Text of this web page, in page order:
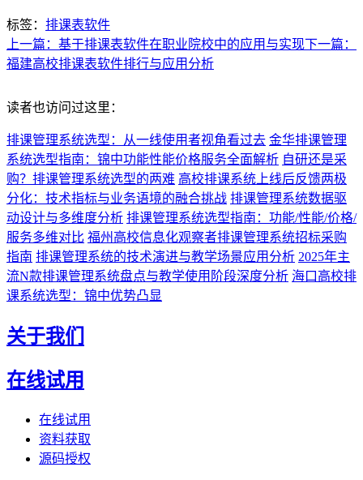
标签： 排课表软件
上一篇：基于排课表软件在职业院校中的应用与实现下一篇：
福建高校排课表软件排行与应用分析
读者也访问过这里：
排课管理系统选型：从一线使用者视角看过去 金华排课管理
系统选型指南：锦中功能性能价格服务全面解析 自研还是采
购？排课管理系统选型的两难 高校排课系统上线后反馈两极
分化：技术指标与业务语境的融合挑战 排课管理系统数据驱
动设计与多维度分析 排课管理系统选型指南：功能/性能/价格/
服务多维对比 福州高校信息化观察者排课管理系统招标采购
指南 排课管理系统的技术演进与教学场景应用分析 2025年主
流N款排课管理系统盘点与教学使用阶段深度分析 海口高校排
课系统选型：锦中优势凸显
关于我们
在线试用
在线试用
资料获取
源码授权